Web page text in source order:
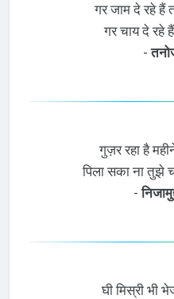
गर जाम दे रहे हैं
गर चाय दे रहे हैं
-
गुज़र रहा है
पिला सका ना तुझे
-
घी मिस्री भी